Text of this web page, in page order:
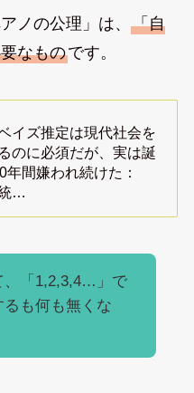
ノの公理」は、 「自
なものです。
イズ推定は現代社会を
のに必須だが、実は誕
年間嫌われ続けた：
…
、「1,2,3,4…」で
も何も無くな